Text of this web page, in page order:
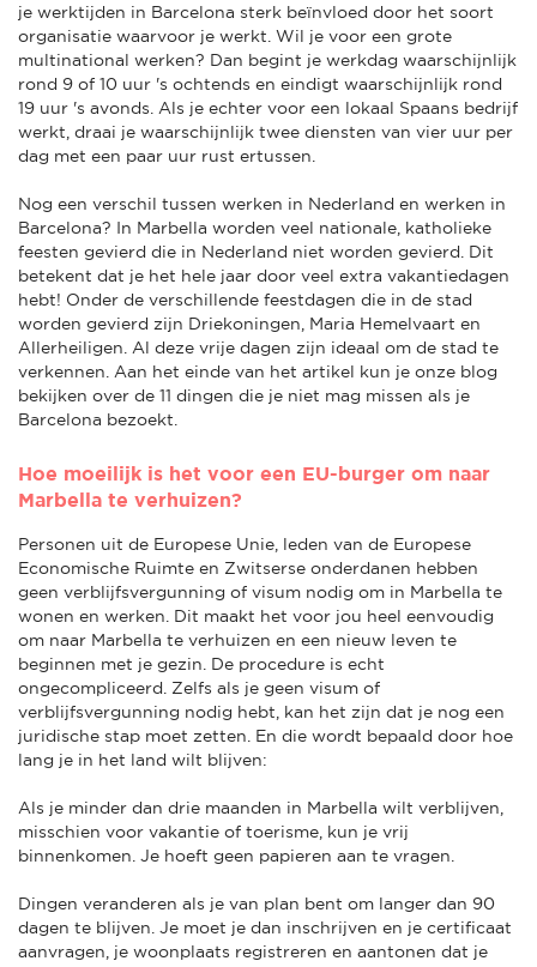
je werktijden in Barcelona sterk beïnvloed door het soort
organisatie waarvoor je werkt. Wil je voor een grote
multinational werken? Dan begint je werkdag waarschijnlijk
rond 9 of 10 uur 's ochtends en eindigt waarschijnlijk rond
19 uur 's avonds. Als je echter voor een lokaal Spaans bedrijf
werkt, draai je waarschijnlijk twee diensten van vier uur per
dag met een paar uur rust ertussen.
Nog een verschil tussen werken in Nederland en werken in
Barcelona? In Marbella worden veel nationale, katholieke
feesten gevierd die in Nederland niet worden gevierd. Dit
betekent dat je het hele jaar door veel extra vakantiedagen
hebt! Onder de verschillende feestdagen die in de stad
worden gevierd zijn Driekoningen, Maria Hemelvaart en
Allerheiligen. Al deze vrije dagen zijn ideaal om de stad te
verkennen. Aan het einde van het artikel kun je onze blog
bekijken over de 11 dingen die je niet mag missen als je
Barcelona bezoekt.
Hoe moeilijk is het voor een EU-burger om naar
Marbella te verhuizen?
Personen uit de Europese Unie, leden van de Europese
Economische Ruimte en Zwitserse onderdanen hebben
geen verblijfsvergunning of visum nodig om in Marbella te
wonen en werken. Dit maakt het voor jou heel eenvoudig
om naar Marbella te verhuizen en een nieuw leven te
beginnen met je gezin. De procedure is echt
ongecompliceerd. Zelfs als je geen visum of
verblijfsvergunning nodig hebt, kan het zijn dat je nog een
juridische stap moet zetten. En die wordt bepaald door hoe
lang je in het land wilt blijven:
Als je minder dan drie maanden in Marbella wilt verblijven,
misschien voor vakantie of toerisme, kun je vrij
binnenkomen. Je hoeft geen papieren aan te vragen.
Dingen veranderen als je van plan bent om langer dan 90
dagen te blijven. Je moet je dan inschrijven en je certificaat
aanvragen, je woonplaats registreren en aantonen dat je